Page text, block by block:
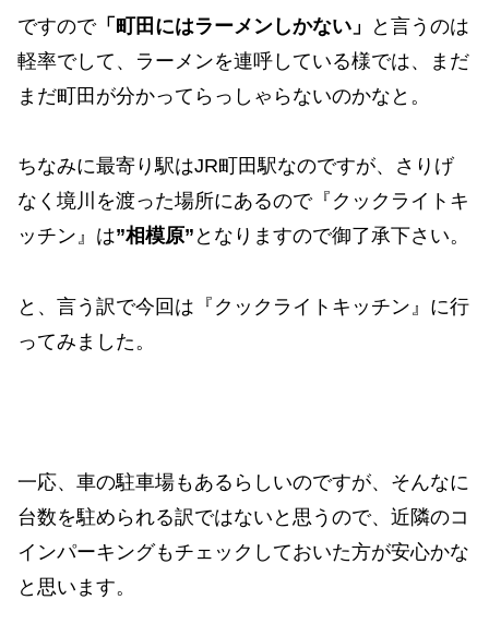
ですので「町田にはラーメンしかない」
と言うのは
軽率でして、ラーメンを連呼している様では、まだ
まだ町田が分かってらっしゃらないのかなと。
ちなみに最寄り駅はJR町田駅なのですが、さりげ
なく境川を渡った場所にあるので『クックライトキ
ッチン』は”相模原” となりますので御了承下さい。
と、言う訳で今回は『クックライトキッチン』に行
ってみました。
一応、車の駐車場もあるらしいのですが、そんなに
台数を駐められる訳ではないと思うので、近隣のコ
インパーキングもチェックしておいた方が安心かな
と思います。